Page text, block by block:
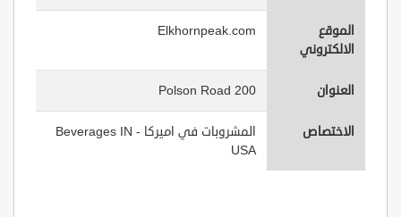
الموقع
الالكتروني
Elkhornpeak.com
العنوان 200 Polson Road
الاختصاص
المشروبات في اميركا - Beverages IN
USA